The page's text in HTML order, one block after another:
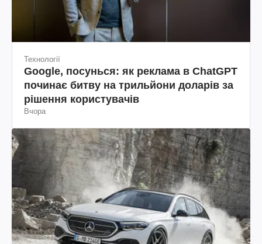
Технології
Google, посунься: як реклама в ChatGPT
починає битву на трильйони доларів за
рішення користувачів
Вчора